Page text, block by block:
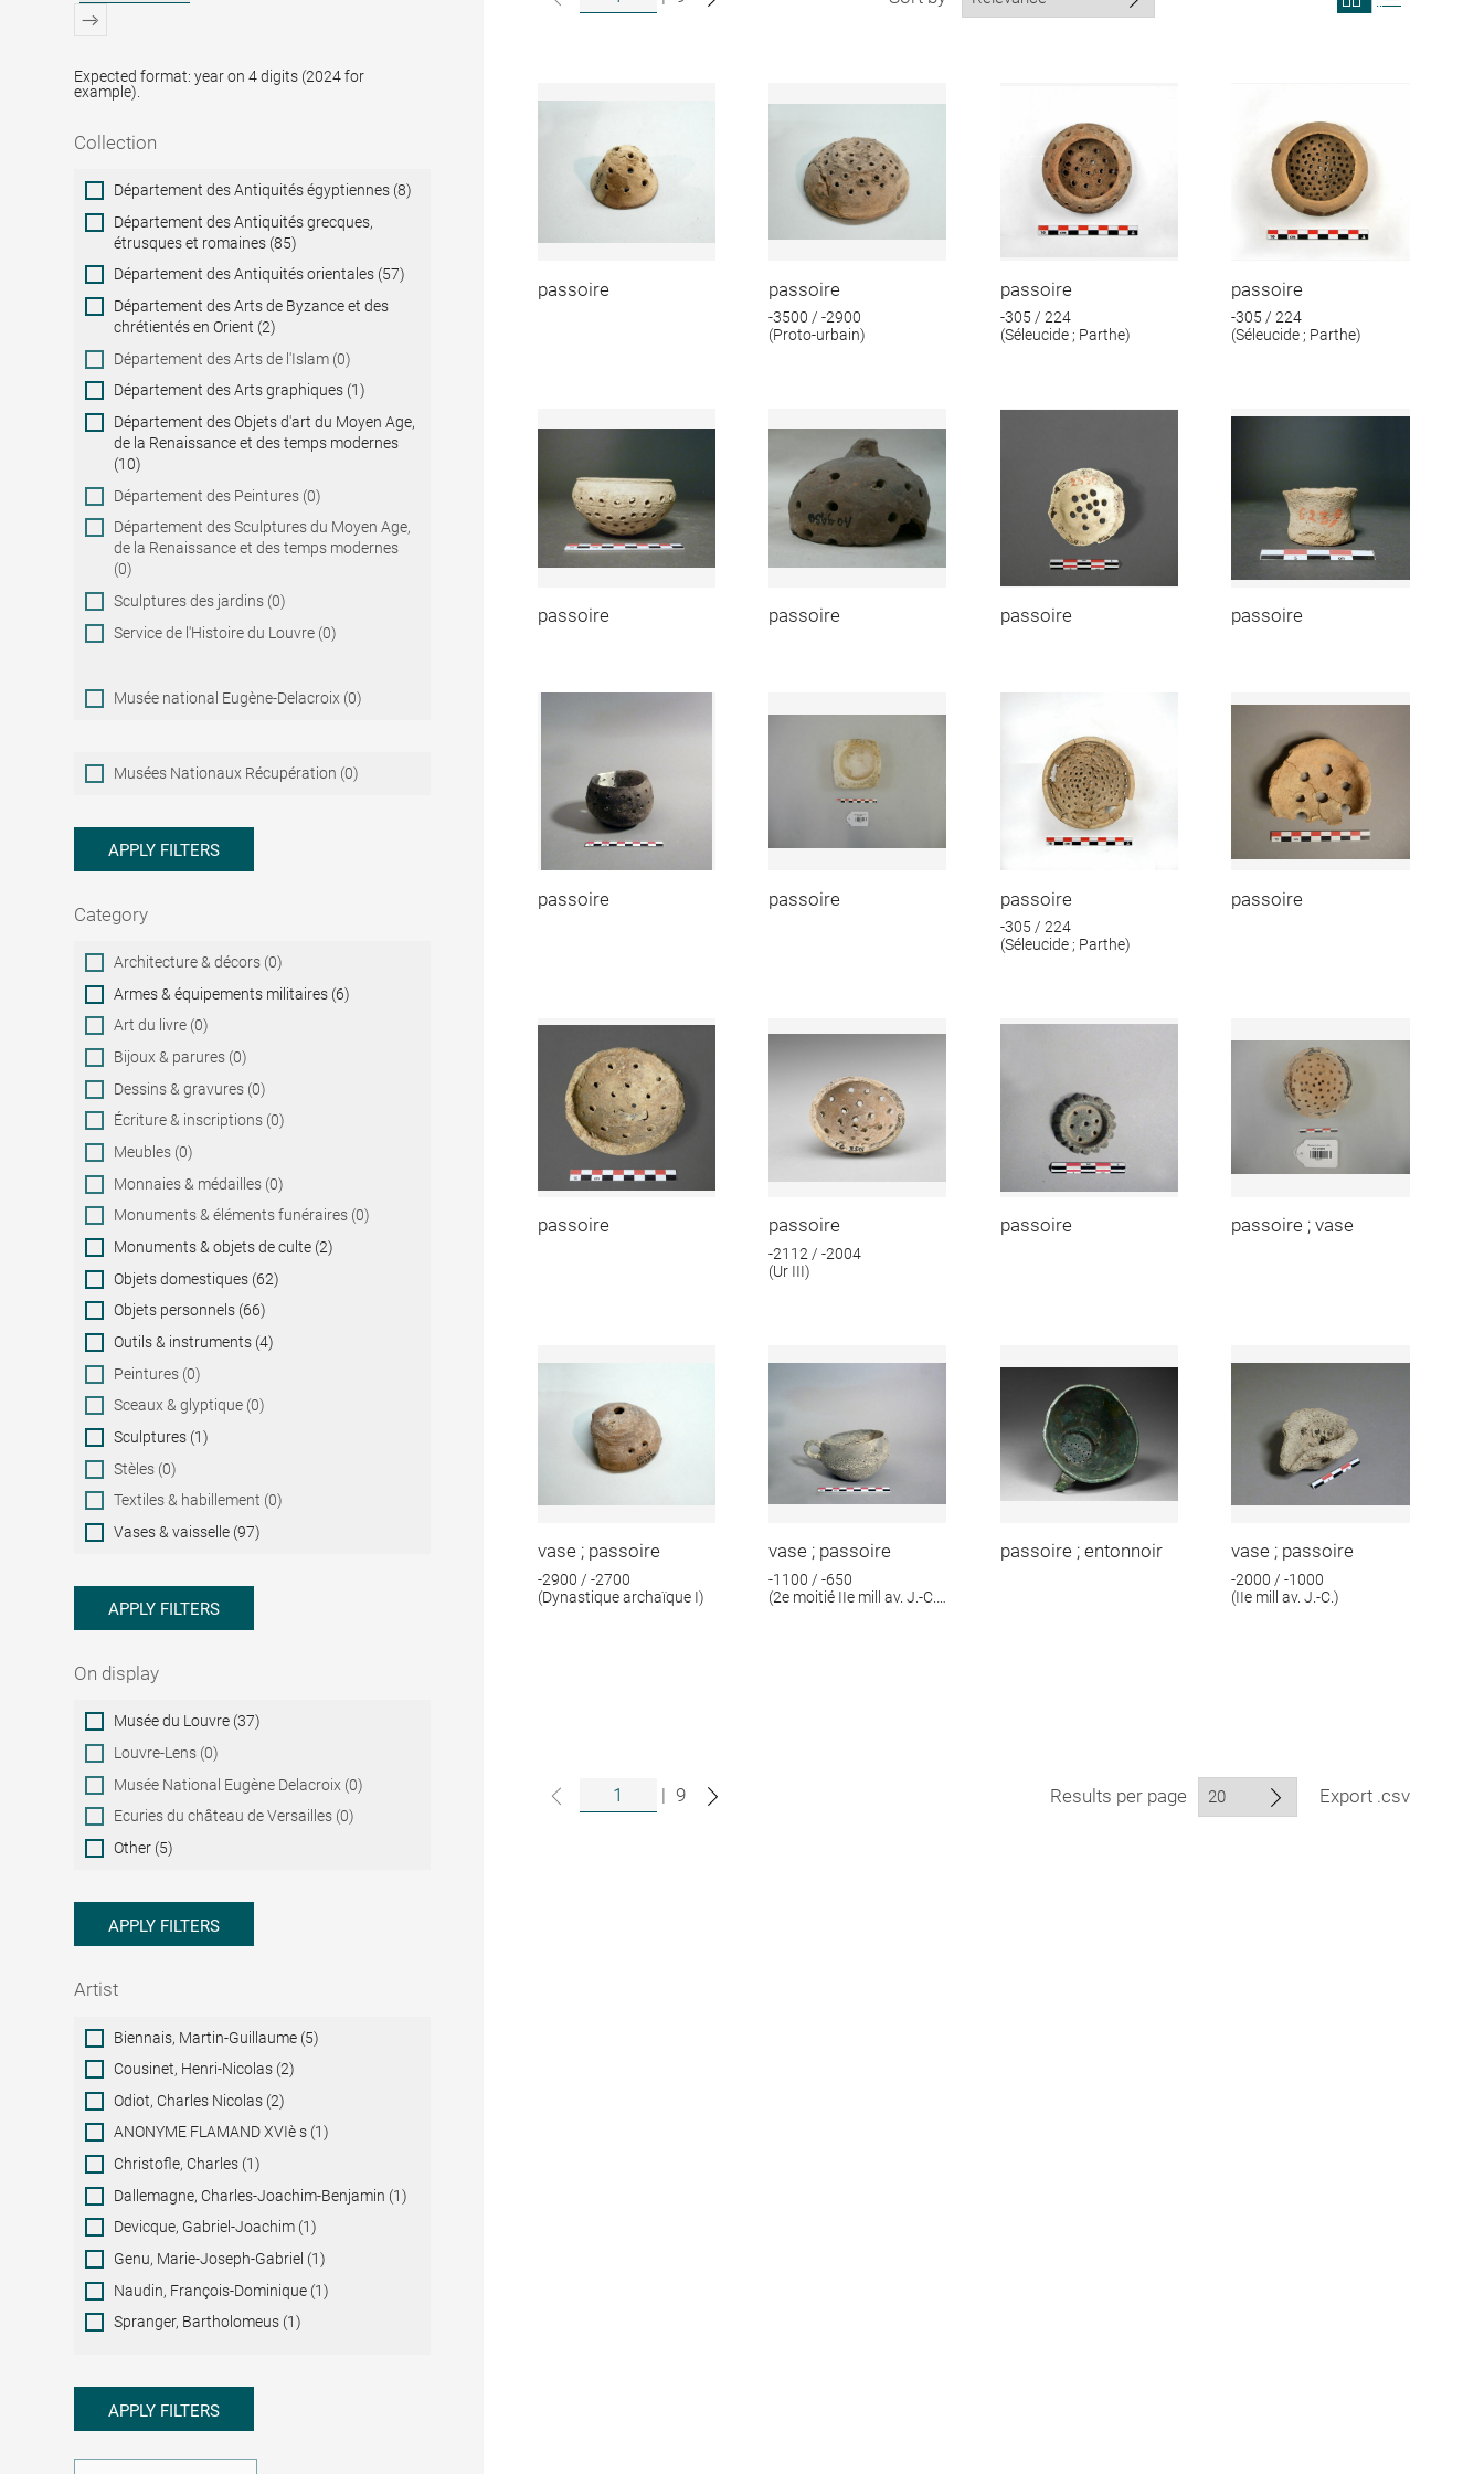
Expected format: year on 4 digits (2024 for
example).
Collection
Collection
Département des Antiquités égyptiennes (8)
Département des Antiquités grecques,
étrusques et romaines (85)
Département des Antiquités orientales (57)
Département des Arts de Byzance et des
chrétientés en Orient (2)
Département des Arts de l'Islam (0)
Département des Arts graphiques (1)
Département des Objets d'art du Moyen Age,
de la Renaissance et des temps modernes
(10)
Département des Peintures (0)
Département des Sculptures du Moyen Age,
de la Renaissance et des temps modernes
(0)
Sculptures des jardins (0)
Service de l'Histoire du Louvre (0)
Musée national Eugène-Delacroix (0)
Musées
Nationaux
Musées Nationaux Récupération (0)
APPLY FILTERS
Category
Category
Architecture & décors (0)
Armes & équipements militaires (6)
Art du livre (0)
Bijoux & parures (0)
Dessins & gravures (0)
Écriture & inscriptions (0)
Meubles (0)
Monnaies & médailles (0)
Monuments & éléments funéraires (0)
Monuments & objets de culte (2)
Objets domestiques (62)
Objets personnels (66)
Outils & instruments (4)
Peintures (0)
Sceaux & glyptique (0)
Sculptures (1)
Stèles (0)
Textiles & habillement (0)
Vases & vaisselle (97)
APPLY FILTERS
On display
On
display
Musée du Louvre (37)
Louvre-Lens (0)
Musée National Eugène Delacroix (0)
Ecuries du château de Versailles (0)
Other (5)
APPLY FILTERS
Artist
ArtistBiennais, Martin-Guillaume (5)
Cousinet, Henri-Nicolas (2)
Odiot, Charles Nicolas (2)
ANONYME FLAMAND XVIè s (1)
Christofle, Charles (1)
Dallemagne, Charles-Joachim-Benjamin (1)
Devicque, Gabriel-Joachim (1)
Genu, Marie-Joseph-Gabriel (1)
Naudin, François-Dominique (1)
Spranger, Bartholomeus (1)
APPLY FILTERS
search
passoire passoire
-3500 / -2900
(Proto-urbain)
passoire
-305 / 224
(Séleucide ; Parthe)
passoire
-305 / 224
(Séleucide ; Parthe)
passoire passoire passoire passoire
passoire passoire passoire
-305 / 224
(Séleucide ; Parthe)
passoire
passoire passoire
-2112 / -2004
(Ur III)
passoire passoire ; vase
vase ; passoire
-2900 / -2700
(Dynastique archaïque I)
vase ; passoire
-1100 / -650
(2e moitié IIe mill av. J.-C.;
passoire ; entonnoir vase ; passoire
-2000 / -1000
(IIe mill av. J.-C.)
| 9 Results per page Export .csv